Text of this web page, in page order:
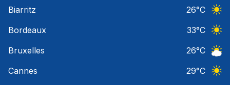
Biarritz
26°C
Bordeaux
33°C
Bruxelles
26°C
Cannes
29°C